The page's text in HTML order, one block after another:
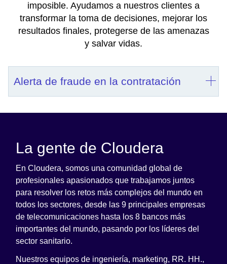
imposible. Ayudamos a nuestros clientes a
transformar la toma de decisiones, mejorar los
resultados finales, protegerse de las amenazas
y salvar vidas.
Alerta de fraude en la contratación
La gente de Cloudera
En Cloudera, somos una comunidad global de
profesionales apasionados que trabajamos juntos
para resolver los retos más complejos del mundo en
todos los sectores, desde las 9 principales empresas
de telecomunicaciones hasta los 8 bancos más
importantes del mundo, pasando por los líderes del
sector sanitario.
Nuestros equipos de ingeniería, marketing, RR. HH.,